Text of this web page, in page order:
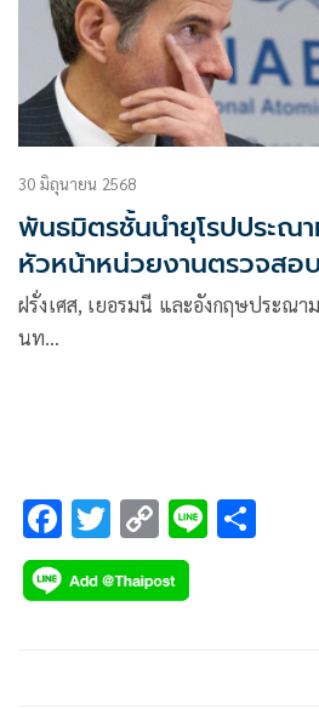
30 มิถุนายน 2568
พันธมิตรชั้นนำยุโรปประณ
หัวหน้าหน่วยงานตรวจสอ
ยูเอ็น
ฝรั่งเศส, เยอรมนี และอังกฤษประณ
นท…
F
ac
e
T
wi
tt
C
o
p
Li